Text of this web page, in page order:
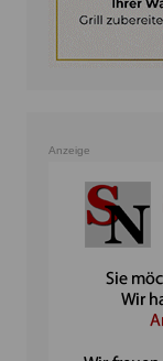
Anzeige